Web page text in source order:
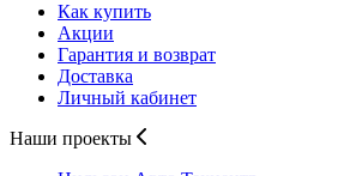
Как купить
Акции
Гарантия и возврат
Доставка
Личный кабинет
Наши проекты